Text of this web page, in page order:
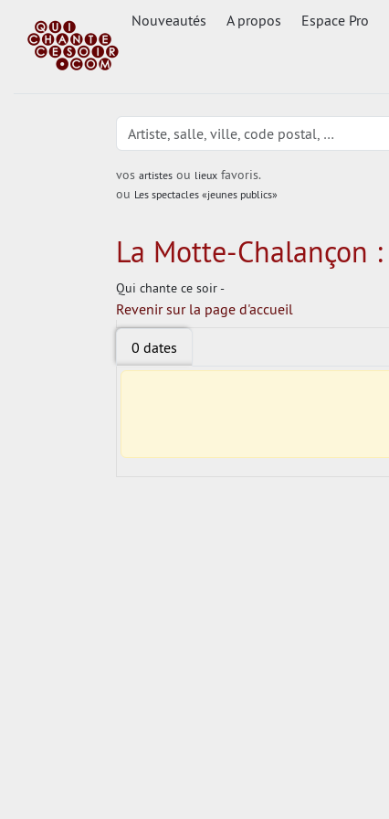
Nouveautés A propos Espace Pro
vos artistesou lieuxfavoris.
ou Les spectacles «jeunes publics»
La Motte-Chalançon :
Qui chante ce soir -
Revenir sur la page d'accueil
0 dates